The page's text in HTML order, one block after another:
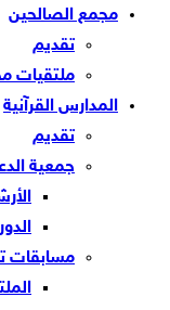
مجمع الصالحين
تقديم
ملتقيات
المدارس القرآنية
تقديم
جمعية
مسابقات